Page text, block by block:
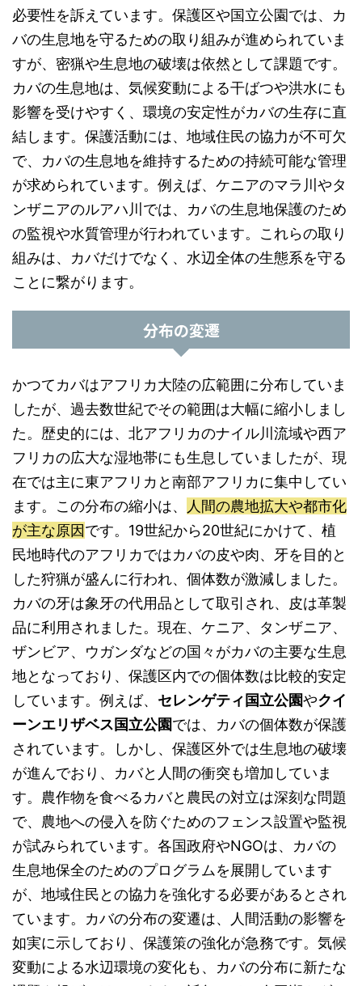
必要性を訴えています。保護区や国立公園では、カ
バの生息地を守るための取り組みが進められていま
すが、密猟や生息地の破壊は依然として課題です。
カバの生息地は、気候変動による干ばつや洪水にも
影響を受けやすく、環境の安定性がカバの生存に直
結します。保護活動には、地域住民の協力が不可欠
で、カバの生息地を維持するための持続可能な管理
が求められています。例えば、ケニアのマラ川やタ
ンザニアのルアハ川では、カバの生息地保護のため
の監視や水質管理が行われています。これらの取り
組みは、カバだけでなく、水辺全体の生態系を守る
ことに繋がります。
分布の変遷
かつてカバはアフリカ大陸の広範囲に分布していま
したが、過去数世紀でその範囲は大幅に縮小しまし
た。歴史的には、北アフリカのナイル川流域や西ア
フリカの広大な湿地帯にも生息していましたが、現
在では主に東アフリカと南部アフリカに集中してい
ます。この分布の縮小は、
人間の農地拡大や都市化
が主な原因です。19世紀から20世紀にかけて、植
民地時代のアフリカではカバの皮や肉、牙を目的と
した狩猟が盛んに行われ、個体数が激減しました。
カバの牙は象牙の代用品として取引され、皮は革製
品に利用されました。現在、ケニア、タンザニア、
ザンビア、ウガンダなどの国々がカバの主要な生息
地となっており、保護区内での個体数は比較的安定
しています。例えば、 セレンゲティ国立公園やクイ
ーンエリザベス国立公園では、カバの個体数が保護
されています。しかし、保護区外では生息地の破壊
が進んでおり、カバと人間の衝突も増加していま
す。農作物を食べるカバと農民の対立は深刻な問題
で、農地への侵入を防ぐためのフェンス設置や監視
が試みられています。各国政府やNGOは、カバの
生息地保全のためのプログラムを展開しています
が、地域住民との協力を強化する必要があるとされ
ています。カバの分布の変遷は、人間活動の影響を
如実に示しており、保護策の強化が急務です。気候
変動による水辺環境の変化も、カバの分布に新たな